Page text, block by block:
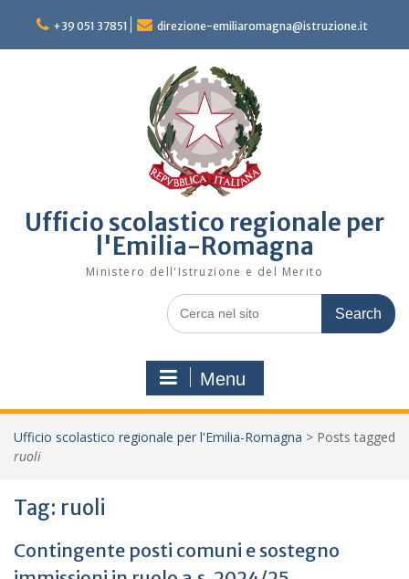
content
+39 051 37851 direzione-emiliaromagna@istruzione.it
Ufficio scolastico regionale per
l'Emilia-Romagna
Ministero dell'Istruzione e del Merito
Search
for:
Menu
Ufficio scolastico regionale per l'Emilia-Romagna > Posts tagged
ruoli
Tag: ruoli
Contingente posti comuni e sostegno